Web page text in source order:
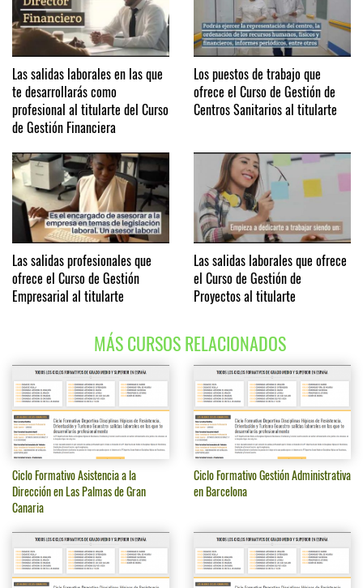
Las salidas laborales en las que
te desarrollarás como
profesional al titularte del Curso
de Gestión Financiera
Los puestos de trabajo que
ofrece el Curso de Gestión de
Centros Sanitarios al titularte
Las salidas profesionales que
ofrece el Curso de Gestión
Empresarial al titularte
Las salidas laborales que ofrece
el Curso de Gestión de
Proyectos al titularte
MÁS CURSOS RELACIONADOS
Ciclo Formativo Asistencia a la
Dirección en Las Palmas de Gran
Canaria
Ciclo Formativo Gestión Administrativa
en Barcelona